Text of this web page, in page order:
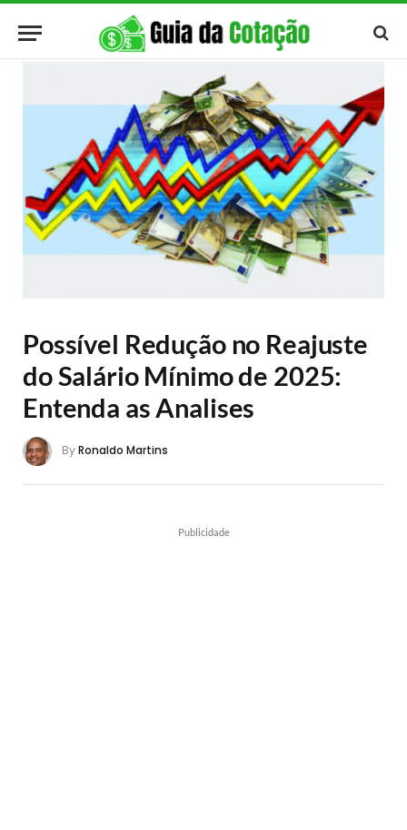
Possível Redução no Reajuste
do Salário Mínimo de 2025:
Entenda as Analises
ByRonaldo Martins
Publicidade